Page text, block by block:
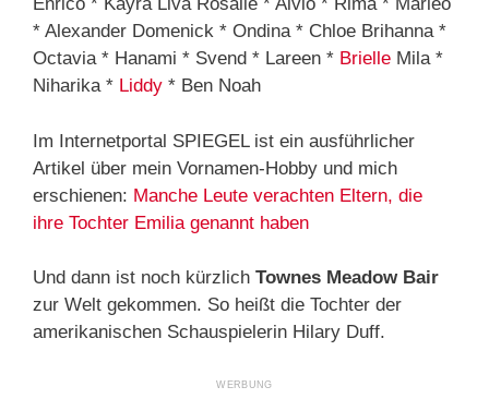
* Alexander Domenick * Ondina * Chloe Brihanna *
Octavia * Hanami * Svend * Lareen * Brielle Mila *
Niharika * Liddy * Ben Noah
Im Internetportal SPIEGEL ist ein ausführlicher
Artikel über mein Vornamen-Hobby und mich
erschienen: Manche Leute verachten Eltern, die
ihre Tochter Emilia genannt haben
Und dann ist noch kürzlich Townes Meadow Bair
zur Welt gekommen. So heißt die Tochter der
amerikanischen Schauspielerin Hilary Duff.